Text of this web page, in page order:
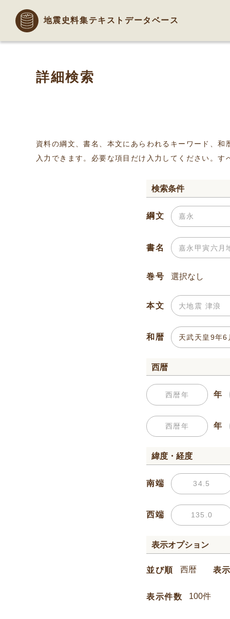
地震史料集テキストデータベース
詳細検索
資料の綱文、書名、本文にあらわれるキーワード、
入力できます。必要な項目だけ入力してください。
検索条件
綱文
書名
巻号
本文
和暦
西暦
年
年
緯度・経度
南端
西端
表示オプション
並び順 表
表示件数